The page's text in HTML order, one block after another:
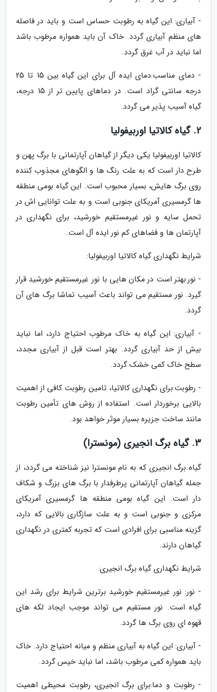
- آبیاری: این گیاه به رطوبت حساس است و باید در فاصله
های منظم آبیاری گردد. خاک آن باید همواره مرطوب باشد
اما نباید در آب غرق گردد.
- دمای مناسب:دمای ایده آل برای این گیاه بین 15 تا 25
درجه سانتی گراد است. در دماهای پایین تر از 15 درجه،
گیاه آسیب پذیر می گردد.
2. گیاه کالاتیا اوربیفولیا
کالاتیا اوربیفولیا یکی دیگر از گیاهان آپارتمانی با برگ پهن و
طرح دار است که به علت رنگ ها و الگوهای مجذوب کننده
روی برگ هایش، بسیار محبوب است. این گیاه بومی منطقه
ها گرمسیری آمریکای جنوبی است و به علت توانایی اش در
تحمل سایه و نور غیرمستقیم خورشید، برای نگهداری در
آپارتمان ها و فضاهای کم نور ایده آل است.
شرایط نگهداری گیاه کالاتیا اوربیفولیا:
- نور:بهتر است در مکان هایی با نور غیرمستقیم خورشید قرار
گیرد. نور مستقیم می تواند باعث آسیب تماشا برگ های آن
گردد.
- آبیاری: این گیاه به خاک مرطوب احتیاج دارد، اما نباید
بیش از حد آبیاری گردد. بهتر است قبل از آبیاری مجدد،
سطح خاک کمی خشک گردد.
- رطوبت:برای نگهداری کالاتیا، تامین رطوبت کافی از اهمیت
بالایی برخوردار است. استفاده از روش های تأمین رطوبت
مانند ساخت جزیره بسیار موثر خواهد بود.
3. گیاه برگ انجیری (مونسترا)
گیاه برگ انجیری که به نام مونسترا نیز شناخته می گردد، از
جمله گیاهان آپارتمانی پرطرفدار با برگ های بزرگ و شکاف
دار است. این گیاه بومی منطقه ها گرمسیری آمریکای
مرکزی و جنوبی است و به علت سازگاری بالایی که دارد،
گزینه مناسبی برای افرادی است که تجربه کمتری در نگهداری
گیاهان دارند.
شرایط نگهداری گیاه برگ انجیری:
- نور: نور غیرمستقیم خورشید برترین شرایط برای رشد این
گیاه است. نور مستقیم می تواند موجب ایجاد لکه های
قهوه ای روی برگ ها گردد.
- آبیاری: این گیاه به آبیاری منظم و میانه احتیاج دارد. خاک
باید همواره کمی مرطوب باشد، اما نباید خیس گردد.
- رطوبت و دما:برای برگ انجیری، رطوبت محیطی اهمیت